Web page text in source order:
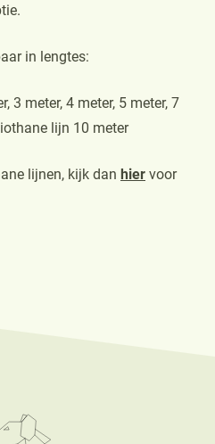
in lengtes:
3 meter, 4 meter, 5 meter, 7
lijn 10 meter
lijnen, kijk dan hier voor